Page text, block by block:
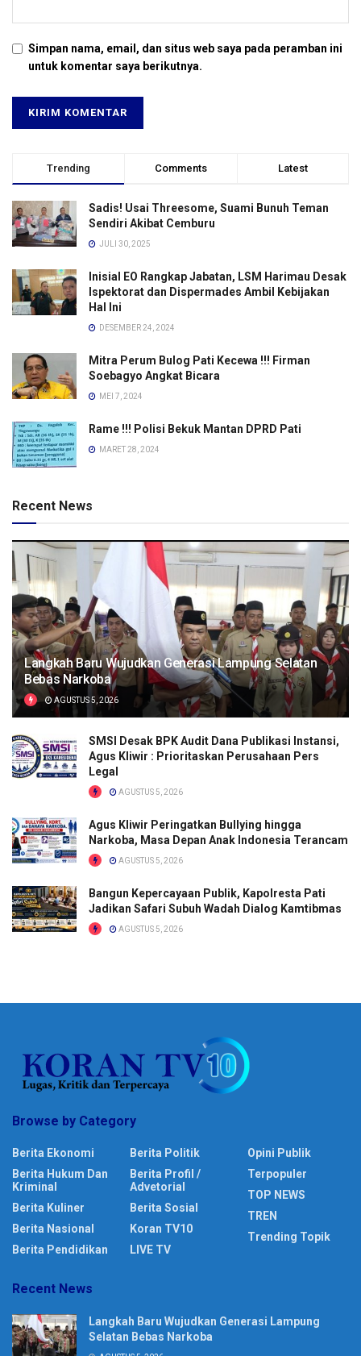
Simpan nama, email, dan situs web saya pada peramban ini
untuk komentar saya berikutnya.
Trending Comments Latest
Sadis! Usai Threesome, Suami Bunuh Teman
Sendiri Akibat Cemburu
JULI 30, 2025
Inisial EO Rangkap Jabatan, LSM Harimau Desak
Ispektorat dan Dispermades Ambil Kebijakan
Hal Ini
DESEMBER 24, 2024
Mitra Perum Bulog Pati Kecewa !!! Firman
Soebagyo Angkat Bicara
MEI 7, 2024
Rame !!! Polisi Bekuk Mantan DPRD Pati
MARET 28, 2024
Recent News
Langkah Baru Wujudkan Generasi Lampung Selatan
Bebas Narkoba
AGUSTUS 5, 2026
SMSI Desak BPK Audit Dana Publikasi Instansi,
Agus Kliwir : Prioritaskan Perusahaan Pers
Legal
AGUSTUS 5, 2026
Agus Kliwir Peringatkan Bullying hingga
Narkoba, Masa Depan Anak Indonesia Terancam
AGUSTUS 5, 2026
Bangun Kepercayaan Publik, Kapolresta Pati
Jadikan Safari Subuh Wadah Dialog Kamtibmas
AGUSTUS 5, 2026
Browse by Category
Berita Ekonomi
Berita Hukum Dan
Kriminal
Berita Kuliner
Berita Nasional
Berita Pendidikan
Berita Politik
Berita Profil /
Advetorial
Berita Sosial
Koran TV10
LIVE TV
Opini Publik
Terpopuler
TOP NEWS
TREN
Trending Topik
Recent News
Langkah Baru Wujudkan Generasi Lampung
Selatan Bebas Narkoba